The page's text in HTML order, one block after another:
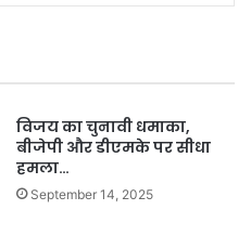
विजय का चुनावी धमाका,
बीजेपी और डीएमके पर सीधा
हमला…
September 14, 2025